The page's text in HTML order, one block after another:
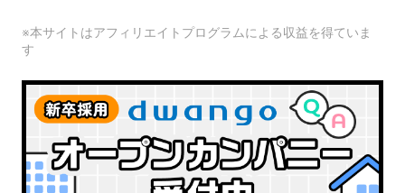
※本サイトはアフィリエイトプログラムによる収益を得ていま
す